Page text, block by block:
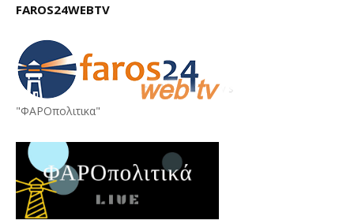
FAROS24WEBTV
"ΦΑΡΟπολιτικα"